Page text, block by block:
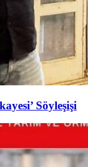
Söyleşişi